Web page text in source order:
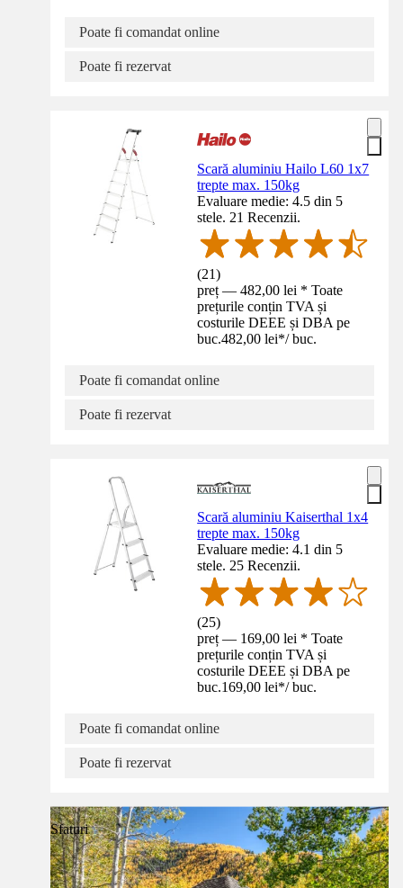
Poate fi comandat online
Poate fi rezervat
Scară aluminiu Hailo L60 1x7
trepte max. 150kg
Evaluare medie: 4.5 din 5
stele. 21 Recenzii.
(21)
preț — 482,00 lei * Toate
prețurile conțin TVA și
costurile DEEE și DBA pe
buc.482,00 lei*/ buc.
Poate fi comandat online
Poate fi rezervat
Scară aluminiu Kaiserthal 1x4
trepte max. 150kg
Evaluare medie: 4.1 din 5
stele. 25 Recenzii.
(25)
preț — 169,00 lei * Toate
prețurile conțin TVA și
costurile DEEE și DBA pe
buc.169,00 lei*/ buc.
Poate fi comandat online
Poate fi rezervat
Sfaturi